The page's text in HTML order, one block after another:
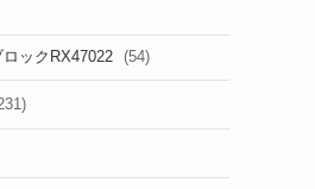
ックRX47022 (54)